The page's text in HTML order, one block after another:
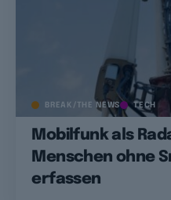
BREAK/THE NEWS TECH
Mobilfunk als
Menschen ohne
erfassen